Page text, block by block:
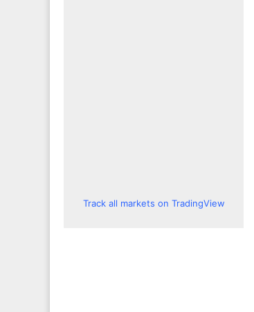
Track all markets on TradingView